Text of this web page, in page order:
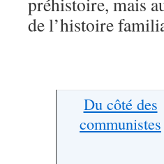
de l’histoire
Du côté des
communistes